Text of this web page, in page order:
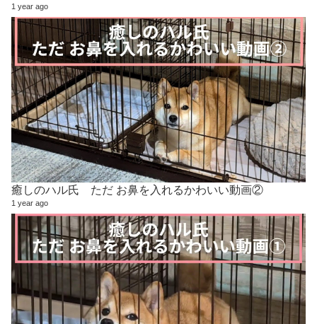
1 year ago
癒しのハル氏 ただ お鼻を入れるかわいい動画②
1 year ago